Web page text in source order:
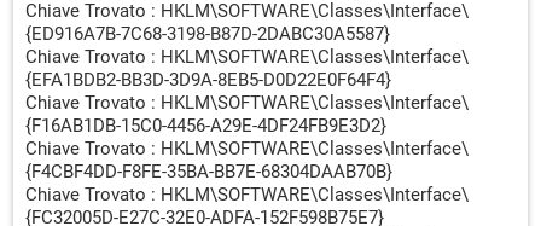
Chiave Trovato : HKLM\SOFTWARE\Classes\Interface\
{ED916A7B-7C68-3198-B87D-2DABC30A5587}
Chiave Trovato : HKLM\SOFTWARE\Classes\Interface\
{EFA1BDB2-BB3D-3D9A-8EB5-D0D22E0F64F4}
Chiave Trovato : HKLM\SOFTWARE\Classes\Interface\
{F16AB1DB-15C0-4456-A29E-4DF24FB9E3D2}
Chiave Trovato : HKLM\SOFTWARE\Classes\Interface\
{F4CBF4DD-F8FE-35BA-BB7E-68304DAAB70B}
Chiave Trovato : HKLM\SOFTWARE\Classes\Interface\
{FC32005D-E27C-32E0-ADFA-152F598B75E7}